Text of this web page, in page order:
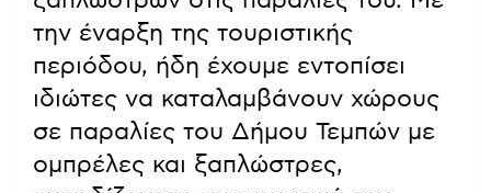
την έναρξη της τουριστικής
περιόδου, ήδη έχουμε εντοπίσει
ιδιώτες να καταλαμβάνουν χώρους
σε παραλίες του Δήμου Τεμπών με
ομπρέλες και ξαπλώστρες,